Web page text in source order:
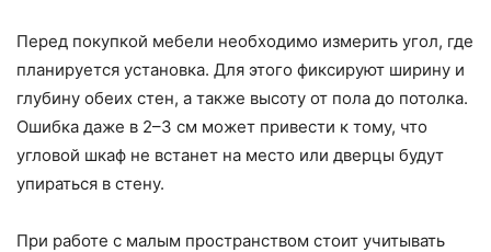
Перед покупкой мебели необходимо измерить угол, где
планируется установка. Для этого фиксируют ширину и
глубину обеих стен, а также высоту от пола до потолка.
Ошибка даже в 2–3 см может привести к тому, что
угловой шкаф не встанет на место или дверцы будут
упираться в стену.
При работе с малым пространством стоит учитывать